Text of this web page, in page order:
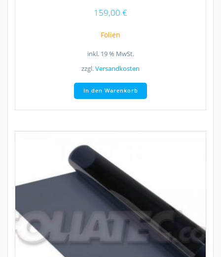
159,00 €
Folien
inkl. 19 % MwSt.
zzgl.Versandkosten
In den Warenkorb